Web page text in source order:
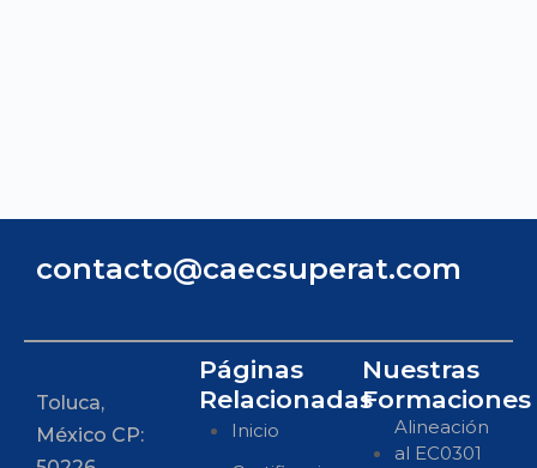
contacto@caecsuperat.com
Toluca,
México CP:
Páginas
Relacionadas
Inicio
Nuestras
Formaciones
Alineación
al EC0301